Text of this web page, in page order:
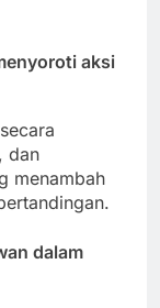
aksi
dan
menambah
dalam